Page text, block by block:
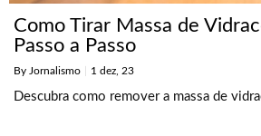
Como Tirar Massa de
Passo a Passo
By Jornalismo 1 dez, 23
Descubra como remover a massa de